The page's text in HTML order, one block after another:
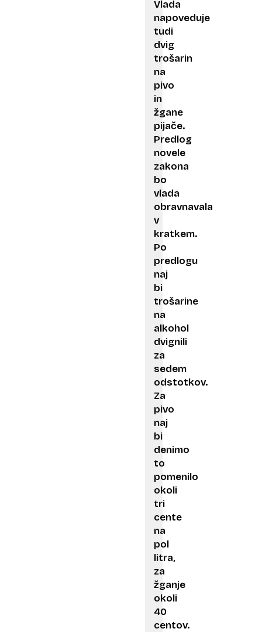
Vlada
napoveduje
tudi
dvig
trošarin
na
pivo
in
žgane
pijače.
Predlog
novele
zakona
bo
vlada
obravnavala
v
kratkem.
Po
predlogu
naj
bi
trošarine
na
alkohol
dvignili
za
sedem
odstotkov.
Za
pivo
naj
bi
denimo
to
pomenilo
okoli
tri
cente
na
pol
litra,
za
žganje
okoli
40
centov.